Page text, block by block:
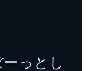
っとし